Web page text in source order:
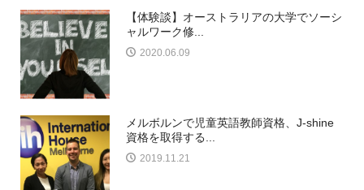
【体験談】オーストラリアの大学でソーシ
ャルワーク修...
2020.06.09
メルボルンで児童英語教師資格、J-shine
資格を取得する...
2019.11.21
電話 日本からの電話